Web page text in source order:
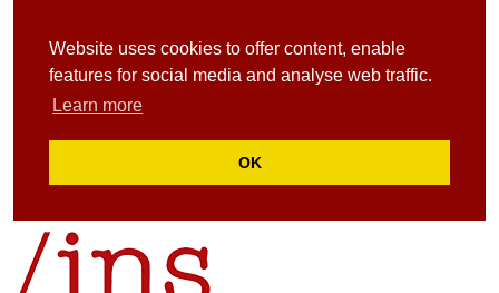
Website uses cookies to offer content, enable
features for social media and analyse web traffic.
Learn more
OK